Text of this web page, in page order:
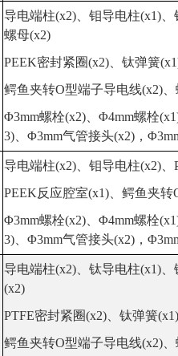
导电端柱(x2)、 钼导电柱(x1)
螺母(x2)
PEEK密封紧圈(x2)、 钛弹簧
鳄鱼夹转O型端子导电线(x2)
Φ3mm螺栓(x2)、Φ4mm螺栓
3)、Φ3mm气管接头(x2)，
导电端柱(x2)、 钼导电柱(x2)
PEEK反应腔室(x1)、鳄鱼夹
Φ3mm螺栓(x2)、Φ4mm螺栓
3)、Φ3mm气管接头(x2)，
导电端柱(x2) 、钛导电柱(x1)
(x2)
PTFE密封紧圈(x2)、 钛弹簧
鳄鱼夹转O型端子导电线(x2)